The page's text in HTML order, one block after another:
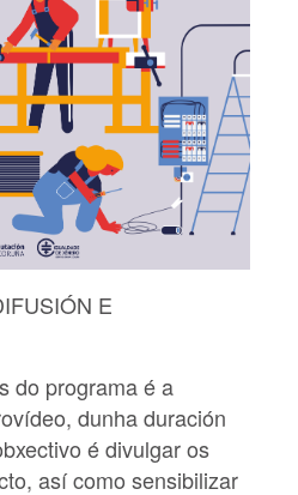
E
do programa é a
dunha duración
é divulgar os
así como sensibilizar